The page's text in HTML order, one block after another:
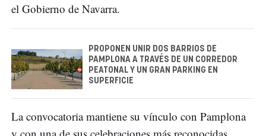
el Gobierno de Navarra.
PROPONEN UNIR DOS BARRIOS DE
PAMPLONA A TRAVÉS DE UN CORREDOR
PEATONAL Y UN GRAN PARKING EN
SUPERFICIE
La convocatoria mantiene su vínculo con Pamplona